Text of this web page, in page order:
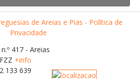
de Areias e Pias - Política de
Privacidade
417 - Areias
+info
133 639